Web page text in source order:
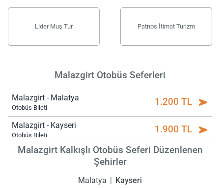
Lider Muş Tur Patnos İtimat Turizm
Malazgirt Otobüs Seferleri
Malazgirt - Malatya
Otobüs Bileti 1.200 TL
Malazgirt - Kayseri
Otobüs Bileti
1.900 TL
Malazgirt Kalkışlı Otobüs Seferi Düzenlenen
Şehirler
Malatya Kayseri